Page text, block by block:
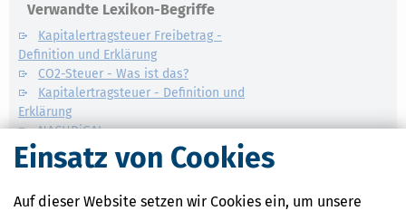
Einsatz von Cookies
Auf dieser Website setzen wir Cookies ein, um unsere
Verwandte Lexikon-Begriffe
Kapitalertragsteuer Freibetrag -
Definition und Erklärung
CO2-Steuer - Was ist das?
Kapitalertragsteuer - Definition und
Erklärung
NACHDiGAL
Kommission